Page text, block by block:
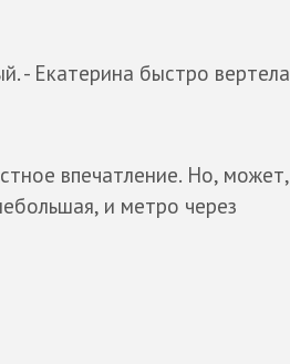
- Екатерина быстро вертела
впечатление. Но, может,
и метро через